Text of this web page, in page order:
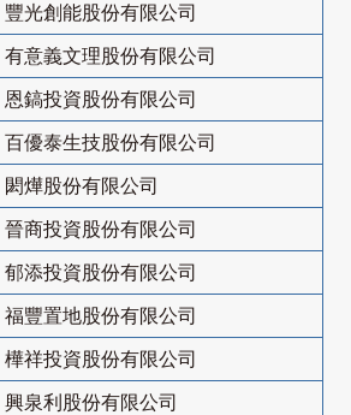
豐光創能股份有限公司
有意義文理股份有限公司
恩鎬投資股份有限公司
百優泰生技股份有限公司
閎燁股份有限公司
晉商投資股份有限公司
郁添投資股份有限公司
福豐置地股份有限公司
樺祥投資股份有限公司
興泉利股份有限公司